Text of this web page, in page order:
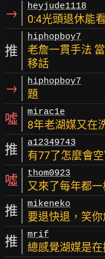
→ heyjude1118
0:4光頭退休能
推
hiphopboy7
老詹一貫手法
移話
→ hiphopboy7
題
噓 mirac1e
8年老湖媒又在
推 a12349743
有77了怎麼會
噓 thom0923
又來了每年都
推 mikeneko
要退快退，笑
推 mrif
總感覺湖媒是在